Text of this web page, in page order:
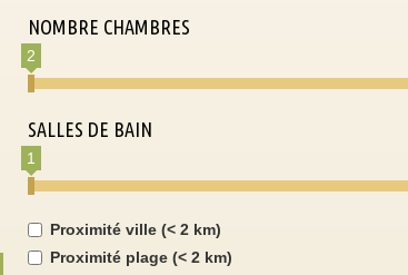
NOMBRE CHAMBRES
2
SALLES DE BAIN
1
Proximité ville (< 2 km)
Proximité plage (< 2 km)